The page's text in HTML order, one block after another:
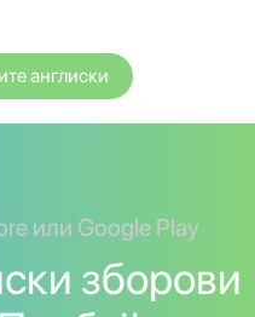
англиски
или Google Play
зборови